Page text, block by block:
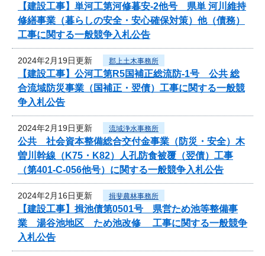
【建設工事】単河工第河修暮安-2他号 県単 河川維持
修繕事業（暮らしの安全・安心確保対策）他（債務）
工事に関する一般競争入札公告
2024年2月19日更新 郡上土木事務所
【建設工事】公河工第R5国補正総流防-1号 公共 総
合流域防災事業（国補正・翌債）工事に関する一般競
争入札公告
2024年2月19日更新 流域浄水事務所
公共 社会資本整備総合交付金事業（防災・安全）木
曽川幹線（K75・K82）人孔防食被覆（翌債）工事
（第401-C-056他号）に関する一般競争入札公告
2024年2月16日更新 揖斐農林事務所
【建設工事】揖池債第0501号 県営ため池等整備事
業 湯谷池地区 ため池改修 工事に関する一般競争
入札公告